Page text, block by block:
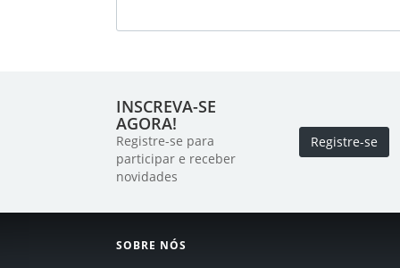
INSCREVA-SE
AGORA!
Registre-se para
participar e receber
novidades
Registre-se
SOBRE NÓS